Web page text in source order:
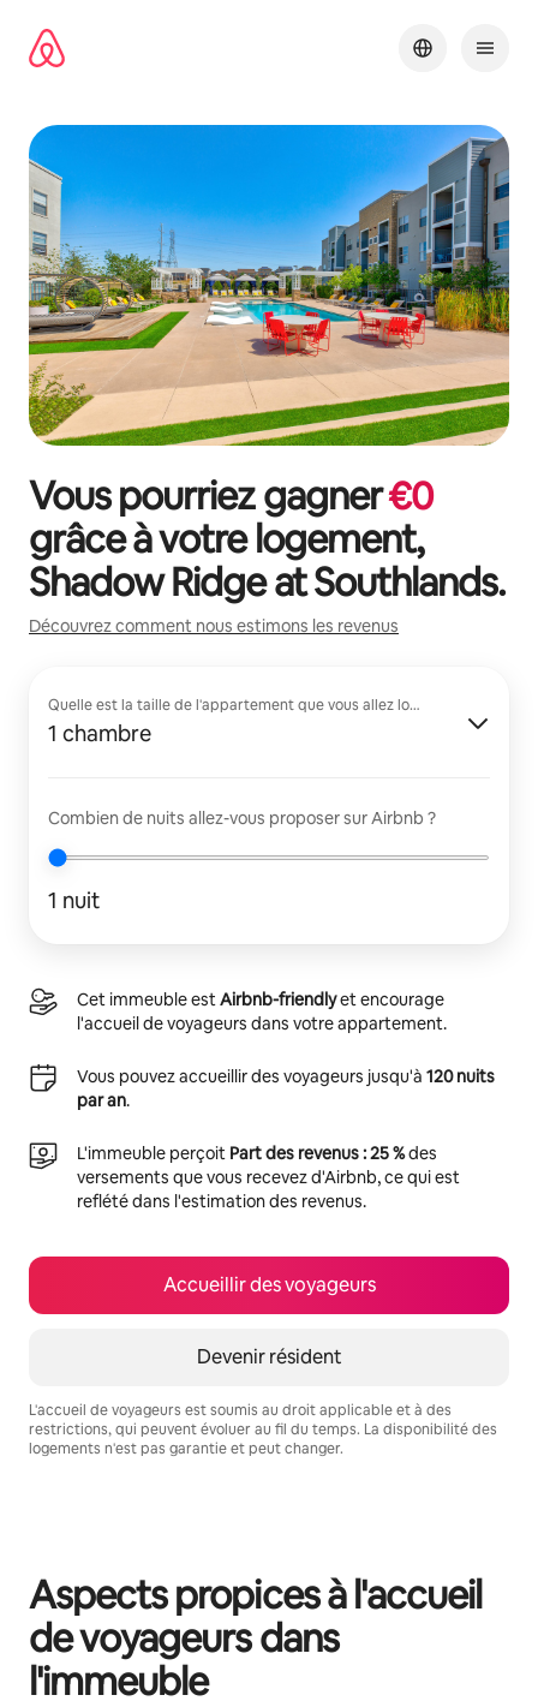
directement
Vous pourriez gagner€0
grâce à votre logement,
Shadow Ridge at Southlands.
Découvrez comment nous estimons les revenus
Quelle est la taille de l'appartement que vous allez louer ?
1 chambre
Combien de nuits allez-vous proposer sur Airbnb ?
1 nuit
Cet immeuble estAirbnb-friendlyet encourage
l'accueil de voyageurs dans votre appartement.
Vous pouvez accueillir des voyageurs jusqu'à 120 nuits
par an.
L'immeuble perçoit Part des revenus : 25 %des
versements que vous recevez d'Airbnb, ce qui est
reflété dans l'estimation des revenus.
Accueillir des voyageurs
Devenir résident
L'accueil de voyageurs est soumis au droit applicable et à des
restrictions, qui peuvent évoluer au fil du temps. La disponibilité des
logements n'est pas garantie et peut changer.
Aspects propices à l'accueil
de voyageurs dans
l'immeuble